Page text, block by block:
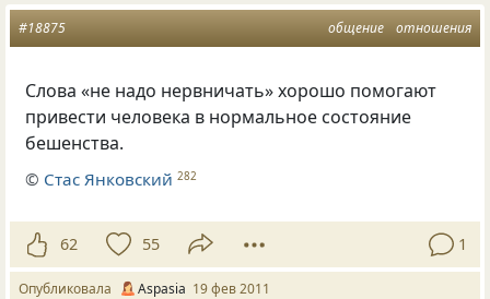
общение отношения
#18875
Слова «не надо нервничать» хорошо помогают
привести человека в нормальное состояние
бешенства.
© Стас Янковский 282
62 55 1
Опубликовала Aspasia 19 фев 2011